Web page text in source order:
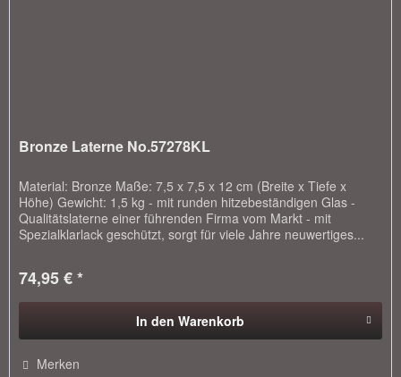
Bronze Laterne No.57278KL
Material: Bronze Maße: 7,5 x 7,5 x 12 cm (Breite x Tiefe x
Höhe) Gewicht: 1,5 kg - mit runden hitzebeständigen Glas -
Qualitätslaterne einer führenden Firma vom Markt - mit
Spezialklarlack geschützt, sorgt für viele Jahre neuwertiges...
74,95 € *
In den Warenkorb
Merken